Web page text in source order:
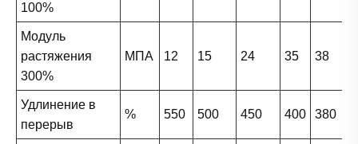
100%
Модуль
растяжения
300%
МПА 12 15 24 35 38
Удлинение в
перерыв
% 550 500 450 400 380